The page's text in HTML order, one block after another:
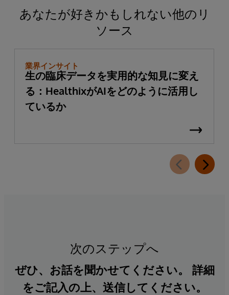
あなたが好きかもしれない他のリ
ソース
業界インサイト
生の臨床データを実用的な知見に変え
る：HealthixがAIをどのように活用し
ているか
次のステップへ
ぜひ、お話を聞かせてください。 詳細
をご記入の上、送信してください。